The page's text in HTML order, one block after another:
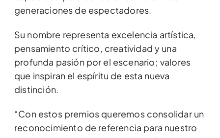
generaciones de espectadores.
Su nombre representa excelencia artística,
pensamiento crítico, creatividad y una
profunda pasión por el escenario; valores
que inspiran el espíritu de esta nueva
distinción.
“Con estos premios queremos consolidar un
reconocimiento de referencia para nuestro